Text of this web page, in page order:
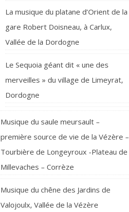
La musique du platane d’Orient de la
gare Robert Doisneau, à Carlux,
Vallée de la Dordogne
Le Sequoia géant dit « une des
merveilles » du village de Limeyrat,
Dordogne
Musique du saule meursault –
première source de vie de la Vézère –
Tourbière de Longeyroux -Plateau de
Millevaches – Corrèze
Musique du chêne des Jardins de
Valojoulx, Vallée de la Vézère